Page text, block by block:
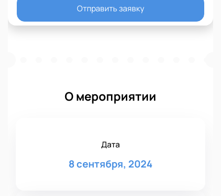
Отправить заявку
О мероприятии
Дата
8 сентября, 2024